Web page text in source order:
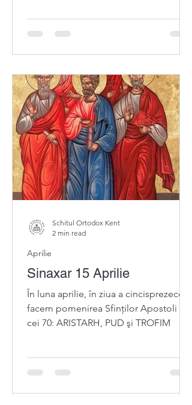
Sinaxar 15 Aprilie
În luna aprilie, în ziua a cincisprezecea,
facem pomenirea Sfinților Apostoli din
cei 70: ARISTARH, PUD şi TROFIM
Aprilie
Schitul Ortodox Kent
2 min read